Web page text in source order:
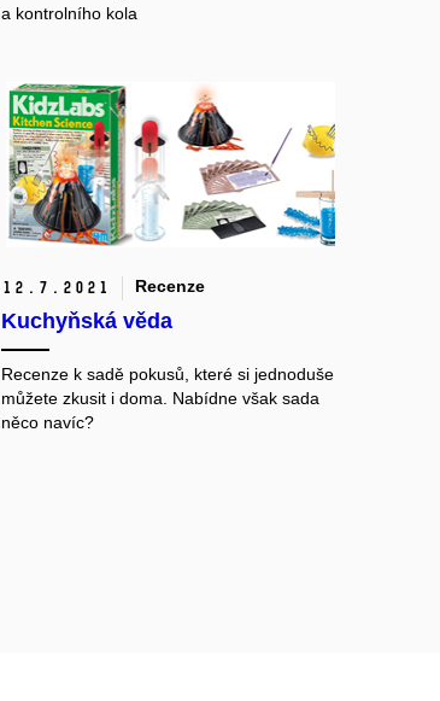
a kontrolního kola
12. 7. 2021 Recenze
Kuchyňská věda
Recenze k sadě pokusů, které si jednoduše
můžete zkusit i doma. Nabídne však sada
něco navíc?